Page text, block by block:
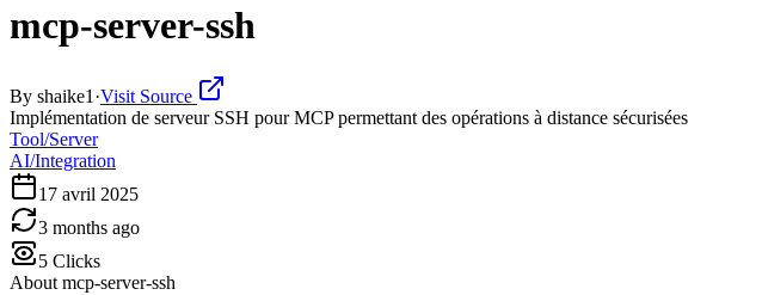
mcp-server-ssh
By shaike1 ·Visit Source
Implémentation de serveur SSH pour MCP permettant des opérations à distance sécurisées
Tool/Server
AI/Integration
17 avril 2025
3 months ago
5 Clicks
About mcp-server-ssh